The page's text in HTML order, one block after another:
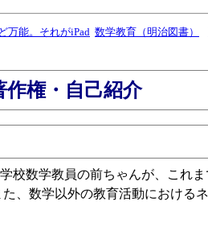
万能。それがiPad 数学教育（明治図書）
権・自己紹介
数学教員の前ちゃんが、これま
、数学以外の教育活動における